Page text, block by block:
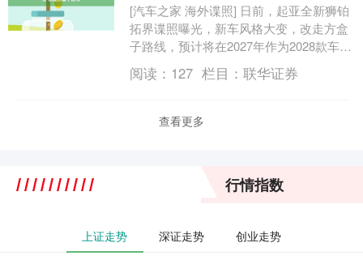
[汽车之家 海外谍照] 日前，起亚全新狮铂
拓界谍照曝光，新车风格大变，改走方盒
子路线，预计将在2027年作为2028款车型
发布。 友情提示：如果您有新车谍照/
新....
阅读： 127 栏目： 联华证券
查看更多
行情指数
上证走势 深证走势 创业走势